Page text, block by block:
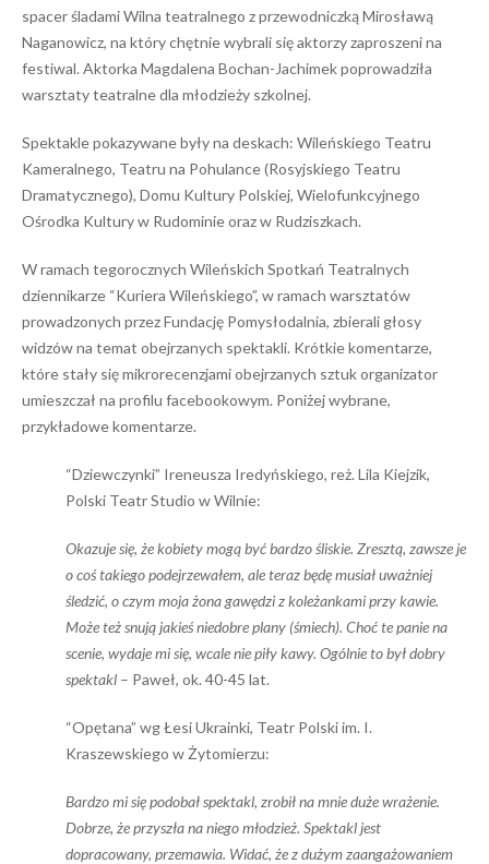
spacer śladami Wilna teatralnego z przewodniczką Mirosławą
Naganowicz, na który chętnie wybrali się aktorzy zaproszeni na
festiwal. Aktorka Magdalena Bochan-Jachimek poprowadziła
warsztaty teatralne dla młodzieży szkolnej.
Spektakle pokazywane były na deskach: Wileńskiego Teatru
Kameralnego, Teatru na Pohulance (Rosyjskiego Teatru
Dramatycznego), Domu Kultury Polskiej, Wielofunkcyjnego
Ośrodka Kultury w Rudominie oraz w Rudziszkach.
W ramach tegorocznych Wileńskich Spotkań Teatralnych
dziennikarze “Kuriera Wileńskiego”, w ramach warsztatów
prowadzonych przez Fundację Pomysłodalnia, zbierali głosy
widzów na temat obejrzanych spektakli. Krótkie komentarze,
które stały się mikrorecenzjami obejrzanych sztuk organizator
umieszczał na profilu facebookowym. Poniżej wybrane,
przykładowe komentarze.
“Dziewczynki” Ireneusza Iredyńskiego, reż. Lila Kiejzik,
Polski Teatr Studio w Wilnie:
Okazuje się, że kobiety mogą być bardzo śliskie. Zresztą, zawsze je
o coś takiego podejrzewałem, ale teraz będę musiał uważniej
śledzić, o czym moja żona gawędzi z koleżankami przy kawie.
Może też snują jakieś niedobre plany (śmiech). Choć te panie na
scenie, wydaje mi się, wcale nie piły kawy. Ogólnie to był dobry
spektakl – Paweł, ok. 40-45 lat.
“Opętana” wg Łesi Ukrainki, Teatr Polski im. I.
Kraszewskiego w Żytomierzu:
Bardzo mi się podobał spektakl, zrobił na mnie duże wrażenie.
Dobrze, że przyszła na niego młodzież. Spektakl jest
dopracowany, przemawia. Widać, że z dużym zaangażowaniem